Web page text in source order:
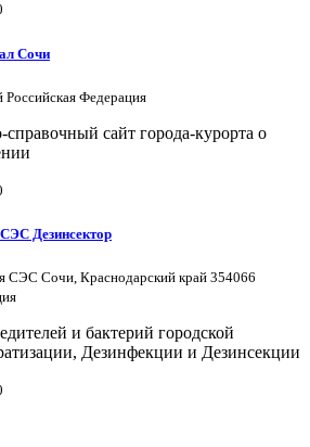
Сочи
Российская Федерация
сайт города-курорта о
Дезинсектор
СЭС Сочи, Краснодарский край 354066
и бактерий городской
Дезинфекции и Дезинсекции